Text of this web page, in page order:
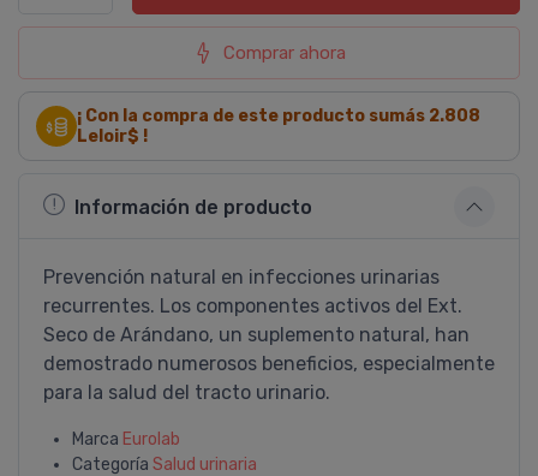
Comprar ahora
¡ Con la compra de este producto sumás 2.808
Leloir$ !
Información de producto
Prevención natural en infecciones urinarias
recurrentes. Los componentes activos del Ext.
Seco de Arándano, un suplemento natural, han
demostrado numerosos beneficios, especialmente
para la salud del tracto urinario.
Marca Eurolab
Categoría Salud urinaria